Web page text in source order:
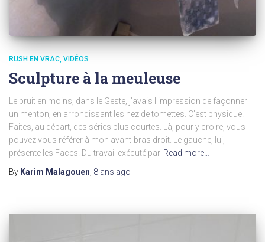
RUSH EN VRAC VIDÉOS
Sculpture à la meuleuse
Le bruit en moins, dans le Geste, j’avais l’impression de façonner
un menton, en arrondissant les nez de tomettes. C’est physique!
Faites, au départ, des séries plus courtes. Là, pour y croire, vous
pouvez vous référer à mon avant-bras droit. Le gauche, lui,
présente les Faces. Du travail exécuté par Read more…
By Karim Malagouen, 8 ans ago